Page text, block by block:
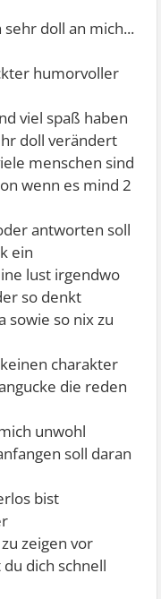
doll an mich...
humorvoller
viel spaß haben
doll verändert
menschen sind
wenn es mind 2
antworten soll
ein
lust irgendwo
so denkt
sowie so nix zu
charakter
die reden
unwohl
soll daran
bist
zeigen vor
dich schnell